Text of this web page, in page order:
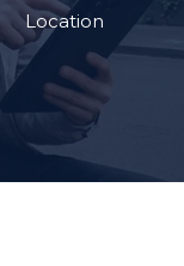
Location